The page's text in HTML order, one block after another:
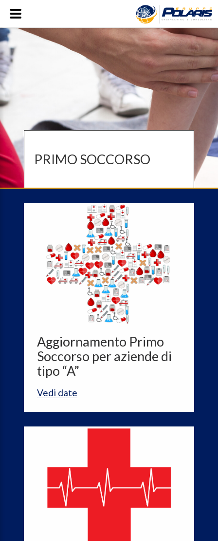
PRIMO SOCCORSO
Aggiornamento Primo
Soccorso per aziende di
tipo “A”
Vedi date